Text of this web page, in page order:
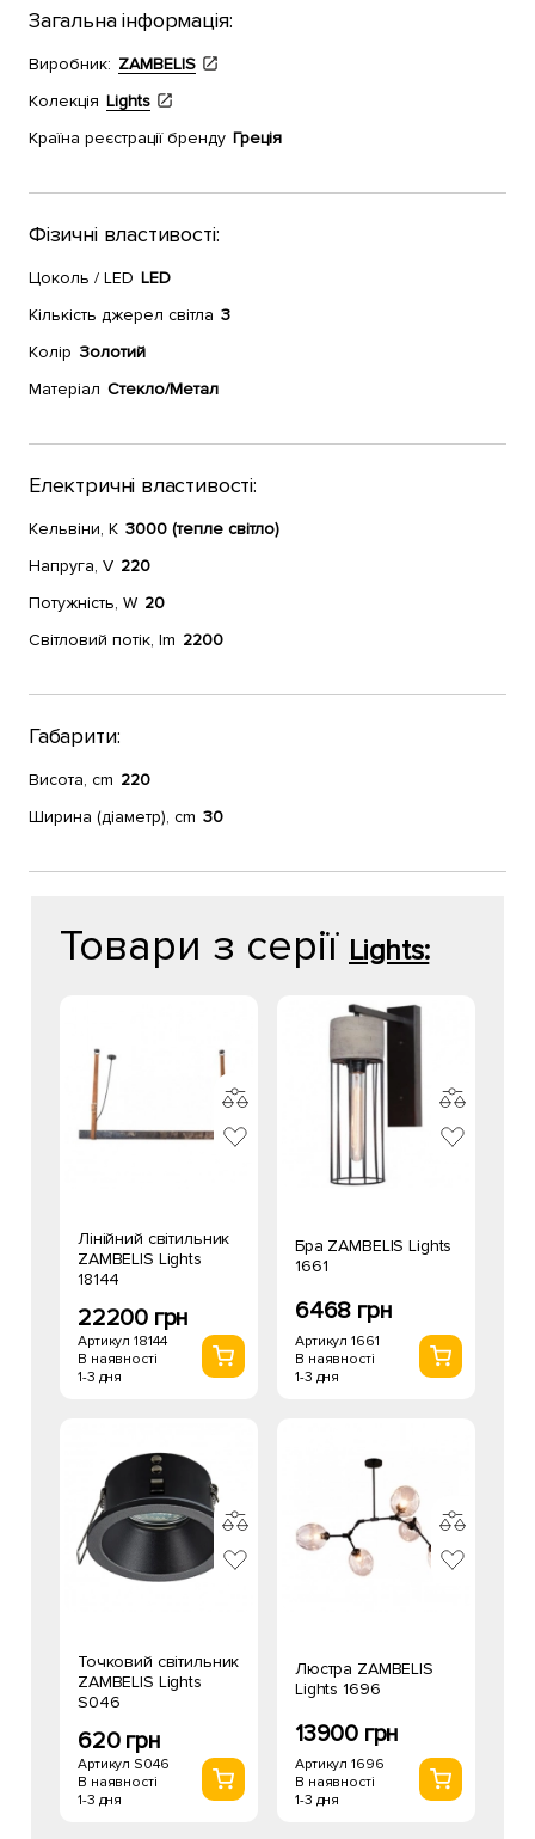
Загальна інформація:
Виробник: ZAMBELIS
Колекція Lights
Країна реєстрації бренду Греція
Фізичні властивості:
Цоколь / LED LED
Кількість джерел світла 3
Колір Золотий
Матеріал Стекло/Метал
Електричні властивості:
Кельвіни, К 3000 (тепле світло)
Напруга, V 220
Потужність, W 20
Світловий потік, lm 2200
Габарити:
Висота, cm 220
Ширина (діаметр), cm 30
Товари з серії Lights:
Лінійний світильник
ZAMBELIS Lights
18144
22200 грн
Артикул 18144
В наявності
1-3 дня
Бра ZAMBELIS Lights
1661
6468 грн
Артикул 1661
В наявності
1-3 дня
Точковий світильник
ZAMBELIS Lights
S046
620 грн
Артикул S046
В наявності
1-3 дня
Люстра ZAMBELIS
Lights 1696
13900 грн
Артикул 1696
В наявності
1-3 дня